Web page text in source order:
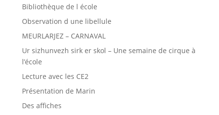
Bibliothèque de l école
Observation d une libellule
MEURLARJEZ – CARNAVAL
Ur sizhunvezh sirk er skol – Une semaine de cirque à
l’école
Lecture avec les CE2
Présentation de Marin
Des affiches